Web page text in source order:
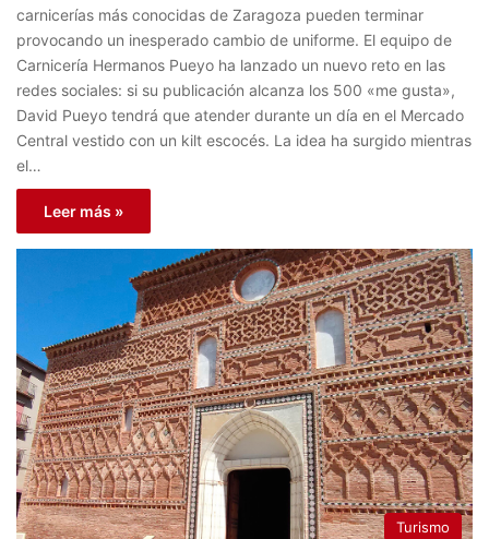
carnicerías más conocidas de Zaragoza pueden terminar
provocando un inesperado cambio de uniforme. El equipo de
Carnicería Hermanos Pueyo ha lanzado un nuevo reto en las
redes sociales: si su publicación alcanza los 500 «me gusta»,
David Pueyo tendrá que atender durante un día en el Mercado
Central vestido con un kilt escocés. La idea ha surgido mientras
el…
Leer más »
Turismo